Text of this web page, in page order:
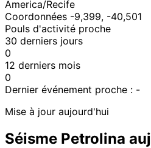
America/Recife
Coordonnées -9,399, -40,501
Pouls d'activité proche
30 derniers jours
0
12 derniers mois
0
Dernier événement proche : -
Mise à jour aujourd'hui
Séisme Petrolina